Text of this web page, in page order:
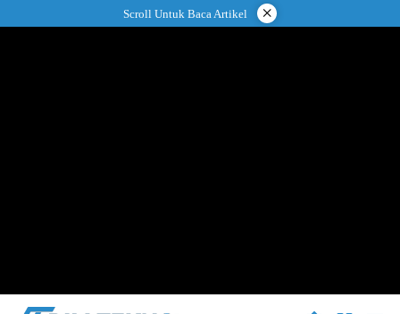
ke
Scroll Untuk Baca Artikel ×